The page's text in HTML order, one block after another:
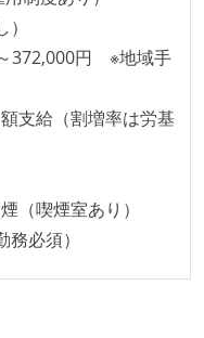
がある
がら働いていたエン
を紹介したコンテン
372,000円 ※地域手
支給（割増率は労基
（喫煙室あり）
必須）